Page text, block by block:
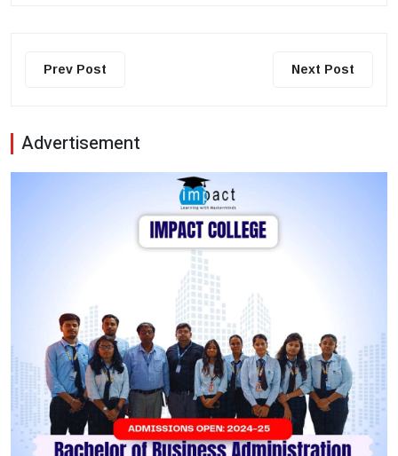
Prev Post Next Post
Advertisement